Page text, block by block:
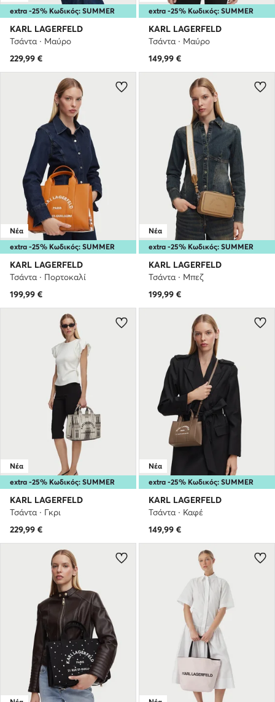
extra -25% Κωδικός: SUMMER
KARL LAGERFELD
Τσάντα · Μαύρο
229,99 €
extra -25% Κωδικός: SUMMER
KARL LAGERFELD
Τσάντα · Μαύρο
149,99 €
extra -25% Κωδικός: SUMMER
Νέα
KARL LAGERFELD
Τσάντα · Πορτοκαλί
199,99 €
extra -25% Κωδικός: SUMMER
Νέα
KARL LAGERFELD
Τσάντα · Μπεζ
199,99 €
extra -25% Κωδικός: SUMMER
Νέα
KARL LAGERFELD
Τσάντα · Γκρι
229,99 €
extra -25% Κωδικός: SUMMER
Νέα
KARL LAGERFELD
Τσάντα · Καφέ
149,99 €